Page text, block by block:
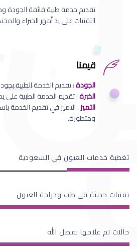
تقديم خدمة طبية فائقة الجودة
التقنيات على يد أمهر الخبراء
قيمنا
الجودة: تقديم الخدمة الطبية
الخبرة: تقديم الخدمة الطبية
التميز: التميز في تقديم الخدمة
ومتطورة.
تغطية خدمات العيون في السعودية
تقنيات حديثة في طب وجراحة العيون
حالات تم علاجها بفضل الله